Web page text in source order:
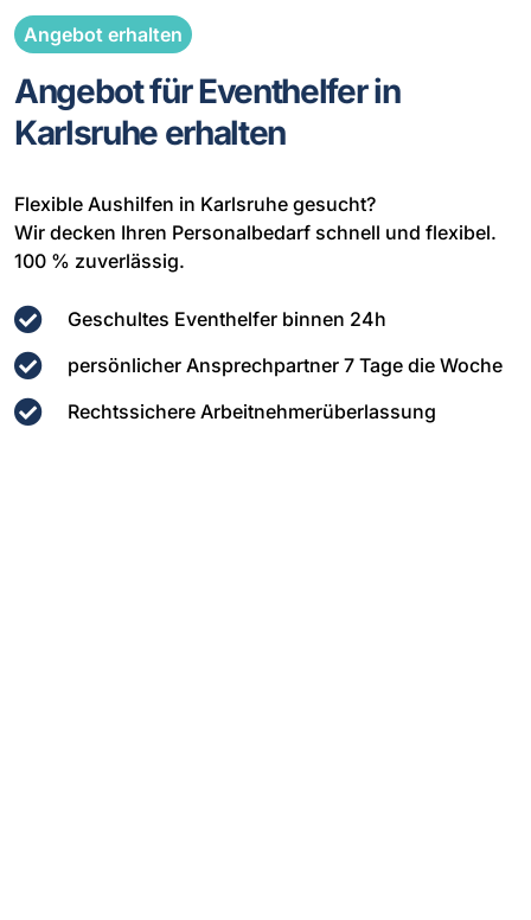
Angebot erhalten
Angebot für Eventhelfer in
Karlsruhe erhalten
Flexible Aushilfen in Karlsruhe gesucht?
Wir decken Ihren Personalbedarf schnell und flexibel.
100 % zuverlässig.
Geschultes Eventhelfer binnen 24h
persönlicher Ansprechpartner 7 Tage die Woche
Rechtssichere Arbeitnehmerüberlassung